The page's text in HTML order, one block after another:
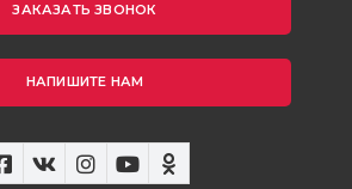
ЗАКАЗАТЬ ЗВОНОК
НАПИШИТЕ НАМ